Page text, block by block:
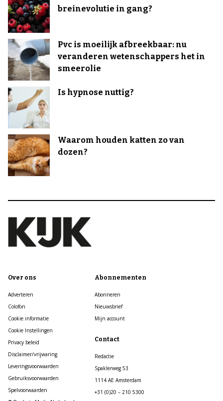
breinevolutie in gang?
Pvc is moeilijk afbreekbaar: nu
veranderen wetenschappers het in
smeerolie
Is hypnose nuttig?
Waarom houden katten zo van
dozen?
Over ons
Adverteren
Colofon
Cookie informatie
Cookie Instellingen
Privacy beleid
Disclaimer/vrijwaring
Leveringsvoorwaarden
Gebruiksvoorwaarden
Spelvoorwaarden
Abonnementen
Abonneren
Nieuwsbrief
Mijn account
Contact
Redactie
Spaklerweg 53
1114 AE Amsterdam
+31 (0)20 – 210 5300